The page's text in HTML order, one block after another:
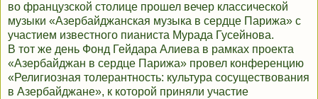
во французской столице прошел вечер классической
музыки «Азербайджанская музыка в сердце Парижа» с
участием известного пианиста Мурада Гусейнова.
В тот же день Фонд Гейдара Алиева в рамках проекта
«Азербайджан в сердце Парижа» провел конференцию
«Религиозная толерантность: культура сосуществования
в Азербайджане», к которой приняли участие